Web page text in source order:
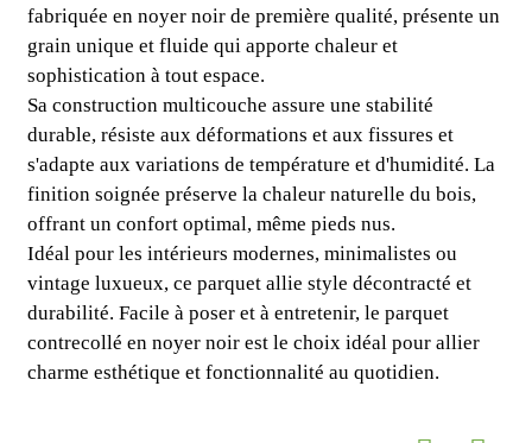
fabriquée en noyer noir de première qualité, présente un
grain unique et fluide qui apporte chaleur et
sophistication à tout espace.
Sa construction multicouche assure une stabilité
durable, résiste aux déformations et aux fissures et
s'adapte aux variations de température et d'humidité. La
finition soignée préserve la chaleur naturelle du bois,
offrant un confort optimal, même pieds nus.
Idéal pour les intérieurs modernes, minimalistes ou
vintage luxueux, ce parquet allie style décontracté et
durabilité. Facile à poser et à entretenir, le parquet
contrecollé en noyer noir est le choix idéal pour allier
charme esthétique et fonctionnalité au quotidien.